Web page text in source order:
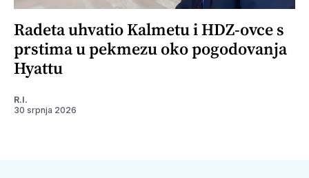
Radeta uhvatio Kalmetu i HDZ-ovce s
prstima u pekmezu oko pogodovanja
Hyattu
R.I.
30 srpnja 2026